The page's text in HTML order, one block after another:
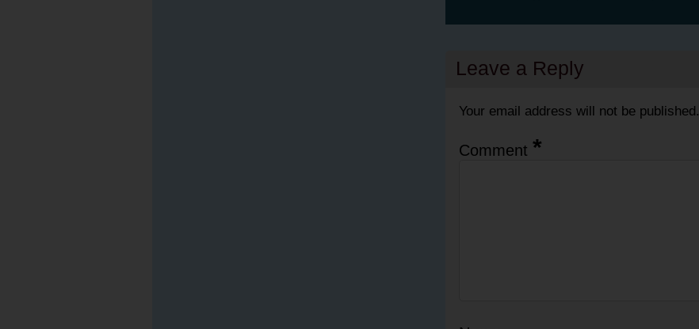
Leave a Reply
Your email address will not be published.
Comment *